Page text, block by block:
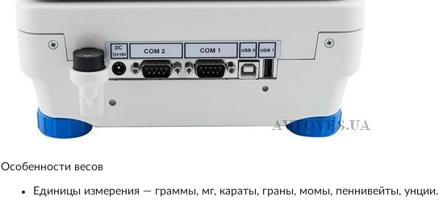
Особенности весов
Единицы измерения — граммы, мг, караты, граны, момы, пеннивейты, унции.